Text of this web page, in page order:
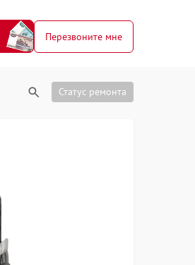
Перезвоните мне
Статус ремонта